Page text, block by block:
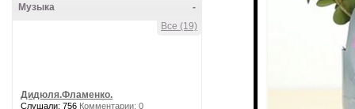
-
Музыка
Все (19)
Дидюля.Фламенко.
Слушали: 756 Комментарии: 0